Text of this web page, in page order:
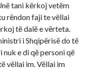
tani kërkoj vetëm
rëndon faji te vëllai
të dalë e vërteta.
i Shqipërisë do të
e di që personi që
vëllai im. Vëllai im